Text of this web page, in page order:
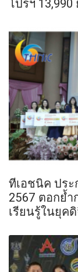
โปรฯ
ทีเอชนิค ประ
2567 ตอกย้
เรียนรู้ในยุค